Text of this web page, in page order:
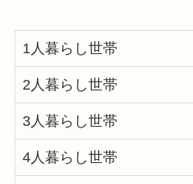
1人暮らし世帯
2人暮らし世帯
3人暮らし世帯
4人暮らし世帯